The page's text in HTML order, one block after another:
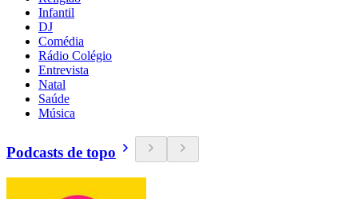
Infantil
DJ
Comédia
Rádio Colégio
Entrevista
Natal
Saúde
Música
Podcasts de topo